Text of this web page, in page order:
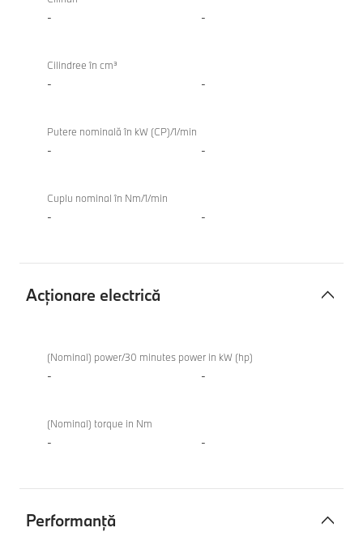
combustie
Turbo
- -
Cilindree în cm³
- -
Putere nominală în kW (CP)/1/min
- -
Cuplu nominal în Nm/1/min
- -
Acţionare electrică
electrică
(Nominal) power/30 minutes power in kW (hp)
- -
(Nominal) torque in Nm
- -
Performanţă